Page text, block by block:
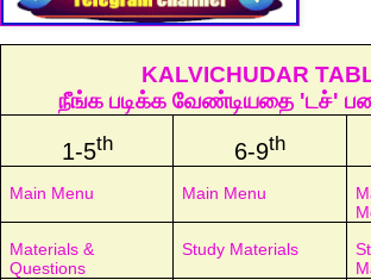
KALVICHUDAR
நீங்க படிக்க வேண்டியதை 'டச்'
1-5th 6-9th
Main Menu Main Menu
Materials &
Questions
Study Materials